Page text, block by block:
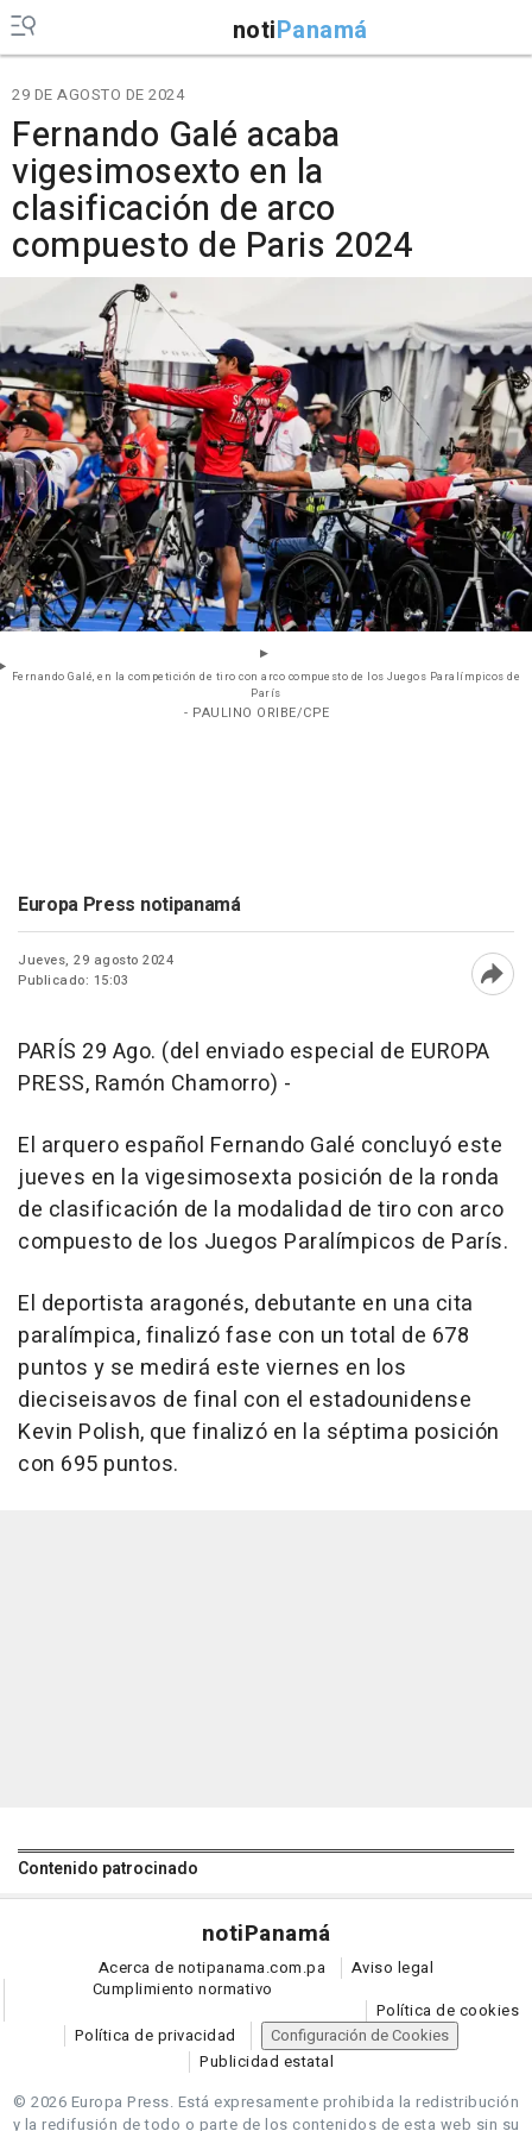
notiPanamá
29 DE AGOSTO DE 2024
Fernando Galé acaba
vigesimosexto en la
clasificación de arco
compuesto de Paris 2024
Fernando Galé, en la competición de tiro con arco compuesto de los Juegos Paralímpicos de
París
- PAULINO ORIBE/CPE
Europa Press notipanamá
Jueves, 29 agosto 2024
Publicado: 15:03
PARÍS 29 Ago. (del enviado especial de EUROPA
PRESS, Ramón Chamorro) -
El arquero español Fernando Galé concluyó este
jueves en la vigesimosexta posición de la ronda
de clasificación de la modalidad de tiro con arco
compuesto de los Juegos Paralímpicos de París.
El deportista aragonés, debutante en una cita
paralímpica, finalizó fase con un total de 678
puntos y se medirá este viernes en los
dieciseisavos de final con el estadounidense
Kevin Polish, que finalizó en la séptima posición
con 695 puntos.
Contenido patrocinado
notiPanamá
Acerca de notipanama.com.pa
Aviso legal
Cumplimiento normativo
Política de cookies
Política de privacidad
Configuración de Cookies
Publicidad estatal
© 2026 Europa Press. Está expresamente prohibida la redistribución
y la redifusión de todo o parte de los contenidos de esta web sin su